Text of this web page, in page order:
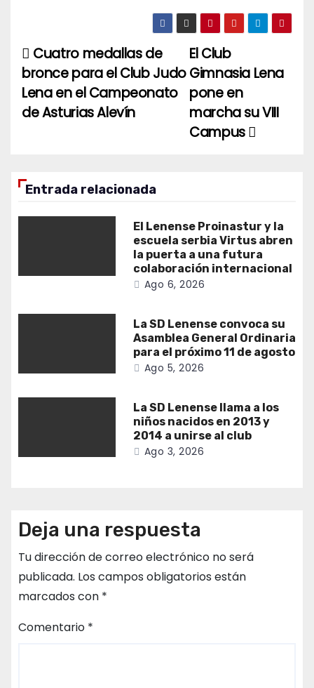
Navegación
de
entradas
El Club
Gimnasia Lena
pone en
marcha su VIII
Campus
Cuatro medallas de
bronce para el Club Judo
Lena en el Campeonato
de Asturias Alevín
Entrada relacionada
El Lenense Proinastur y la
escuela serbia Virtus abren
la puerta a una futura
colaboración internacional
Ago 6, 2026
La SD Lenense convoca su
Asamblea General Ordinaria
para el próximo 11 de agosto
Ago 5, 2026
La SD Lenense llama a los
niños nacidos en 2013 y
2014 a unirse al club
Ago 3, 2026
Deja una respuesta
Tu dirección de correo electrónico no será
publicada. Los campos obligatorios están
marcados con *
Comentario *